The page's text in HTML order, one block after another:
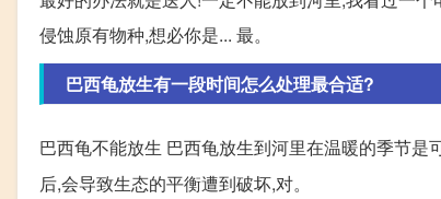
侵蚀原有物种,想必你是... 最。
巴西龟放生有一段时间怎么处理最合适?
巴西龟不能放生 巴西龟放生到河里在温暖的季节是
后,会导致生态的平衡遭到破坏,对。